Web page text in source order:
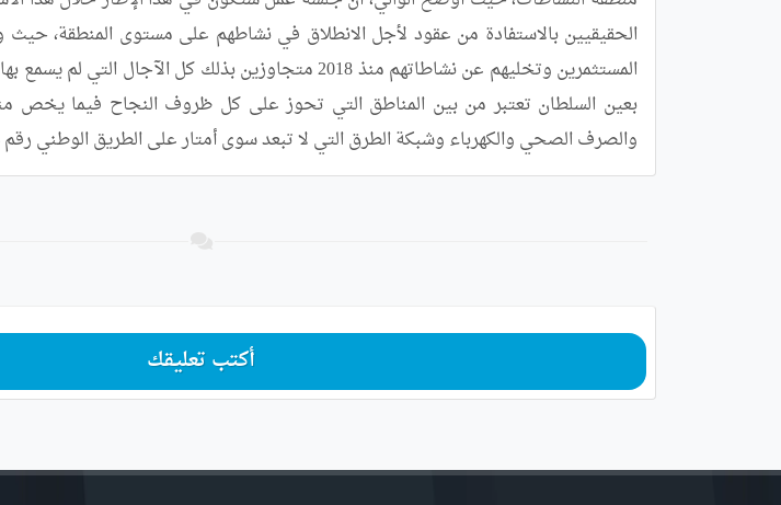
والصرف الصحي والكهرباء وشبكة الطرق التي لا تبعد سوى أمتار على الطريق الوطني رقم 94 .
أكتب تعليقك